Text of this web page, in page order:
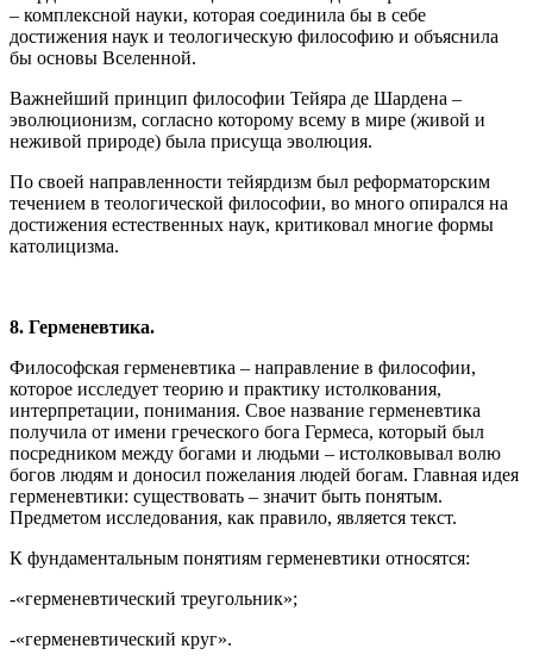
– комплексной науки, которая соединила бы в себе
достижения наук и теологическую философию и объяснила
бы основы Вселенной.
Важнейший принцип философии Тейяра де Шардена –
эволюционизм, согласно которому всему в мире (живой и
неживой природе) была присуща эволюция.
По своей направленности тейярдизм был реформаторским
течением в теологической философии, во много опирался на
достижения естественных наук, критиковал многие формы
католицизма.
8. Герменевтика.
Философская герменевтика – направление в философии,
которое исследует теорию и практику истолкования,
интерпретации, понимания. Свое название герменевтика
получила от имени греческого бога Гермеса, который был
посредником между богами и людьми – истолковывал волю
богов людям и доносил пожелания людей богам. Главная идея
герменевтики: существовать – значит быть понятым.
Предметом исследования, как правило, является текст.
К фундаментальным понятиям герменевтики относятся:
-«герменевтический треугольник»;
-«герменевтический круг».